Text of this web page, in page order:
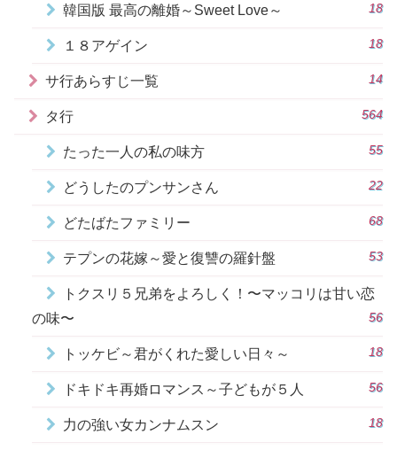
韓国版 最高の離婚～Sweet Love～ 18
１８アゲイン 18
サ行あらすじ一覧 14
タ行 564
たった一人の私の味方 55
どうしたのプンサンさん 22
どたばたファミリー 68
テプンの花嫁～愛と復讐の羅針盤 53
トクスリ５兄弟をよろしく！〜マッコリは甘い恋
の味〜
56
トッケビ～君がくれた愛しい日々～ 18
ドキドキ再婚ロマンス～子どもが５人 56
力の強い女カンナムスン 18